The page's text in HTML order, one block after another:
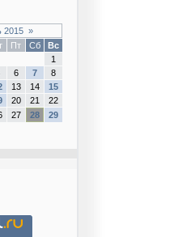
2015 »
Пт Сб
Вс
1
6 7
8
13 14
15
20 21
22
27 28
29